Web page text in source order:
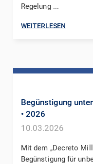
Regelung ...
WEITERLESEN
Begünstigung
• 2026
10.03.2026
Mit dem „Decreto
Begünstigung für